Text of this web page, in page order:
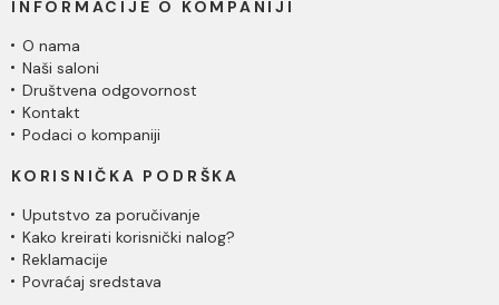
INFORMACIJE O KOMPANIJI
O nama
Naši saloni
Društvena odgovornost
Kontakt
Podaci o kompaniji
KORISNIČKA PODRŠKA
Uputstvo za poručivanje
Kako kreirati korisnički nalog?
Reklamacije
Povraćaj sredstava